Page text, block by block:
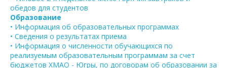
обедов для студентов
Образование
• Информация об образовательных программах
• Сведения о результатах приема
• Информация о численности обучающихся по
реализуемым образовательным программам за счет
бюджетов ХМАО - Югры, по договорам об образовании за